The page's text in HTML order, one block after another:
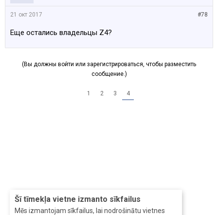
Šī tīmekļa vietne izmanto sīkfailus
Mēs izmantojam sīkfailus, lai nodrošinātu vietnes
#78
21 окт 2017
Еще остались владельцы Z4?
(Вы должны войти или зарегистрироваться, чтобы разместить
сообщение.)
1 2 3 4